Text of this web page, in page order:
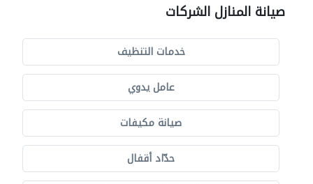
صيانة المنازل الشركات
خدمات التنظيف
عامل يدوي
صيانة مكيفات
حدّاد أقفال